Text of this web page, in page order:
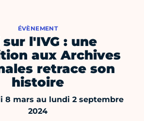
ÉVÈNEMENT
sur l'IVG : une
aux Archives
retrace son
histoire
8 mars au lundi 2 septembre
2024